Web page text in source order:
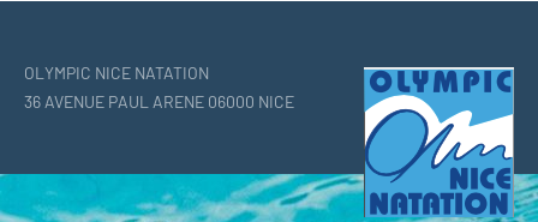
OLYMPIC NICE NATATION
36 AVENUE PAUL ARENE 06000 NICE